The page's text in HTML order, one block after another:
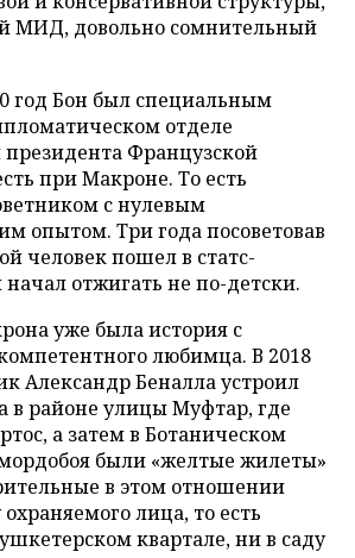
МИД, довольно сомнительный
год Бон был специальным
отделе
Французской
при Макроне. То есть
с нулевым
опытом. Три года посоветовав
человек пошел в статс-
начал отжигать не по-детски.
уже была история с
любимца. В 2018
Александр Беналла устроил
в районе улицы Муфтар, где
а затем в Ботаническом
были «желтые жилеты»
в этом отношении
лица, то есть
квартале, ни в саду